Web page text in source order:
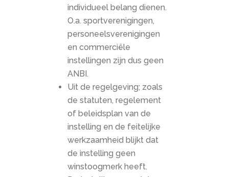
individueel belang dienen.
O.a. sportverenigingen,
personeelsverenigingen
en commerciële
instellingen zijn dus geen
ANBI.
Uit de regelgeving; zoals
de statuten, regelement
of beleidsplan van de
instelling en de feitelijke
werkzaamheid blijkt dat
de instelling geen
winstoogmerk heeft.